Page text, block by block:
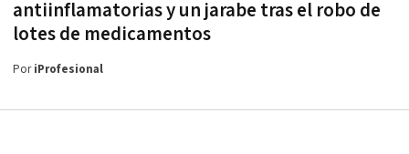
antiinflamatorias y un jarabe tras el robo de
lotes de medicamentos
PoriProfesional